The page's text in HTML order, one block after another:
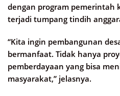
dengan program pemerintah
terjadi tumpang tindih
“Kita ingin pembangunan
bermanfaat. Tidak hanya
pemberdayaan yang bisa
masyarakat,” jelasnya.